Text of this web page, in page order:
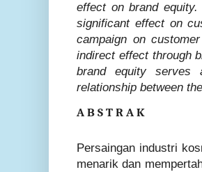
effect on brand
significant effect on
campaign on
indirect effect through
brand equity serves
relationship between
A B S T R A K
Persaingan industri
menarik dan